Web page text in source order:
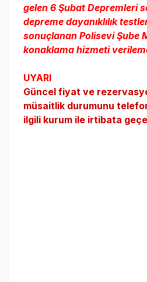
gelen 6 Şubat Depremleri
depreme dayanıklılık
sonuçlanan Polisevi Şube
konaklama hizmeti
UYARI
Güncel fiyat ve
müsaitlik durumunu
ilgili kurum ile irtibata